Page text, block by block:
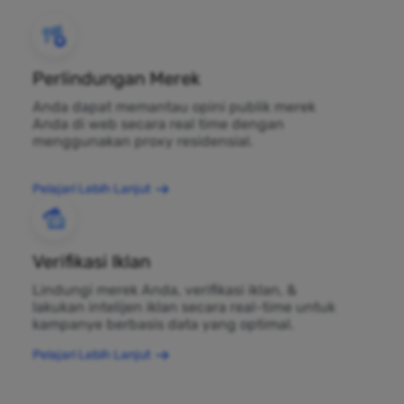
Perlindungan Merek
Anda dapat memantau opini publik merek
Anda di web secara real time dengan
menggunakan proxy residensial.
Pelajari Lebih Lanjut
Verifikasi Iklan
Lindungi merek Anda, verifikasi iklan, &
lakukan intelijen iklan secara real-time untuk
kampanye berbasis data yang optimal.
Pelajari Lebih Lanjut